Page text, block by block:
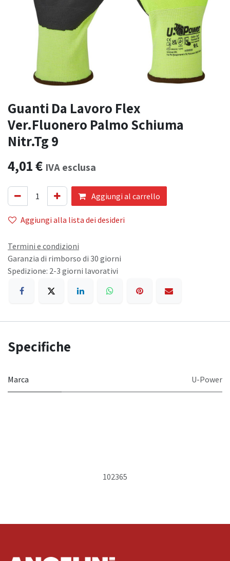
Guanti Da Lavoro Flex
Ver.Fluonero Palmo Schiuma
Nitr.Tg 9
4,01€ IVA esclusa
Aggiungi al carrello
Aggiungi alla lista dei desideri
Termini e condizioni
Garanzia di rimborso di 30 giorni
Spedizione: 2-3 giorni lavorativi
Specifiche
Marca U-Power
102365